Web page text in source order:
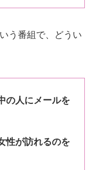
う番組で、どうい
の人にメールを
性が訪れるのを